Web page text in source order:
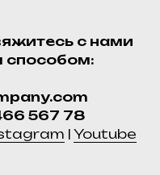
с нами
567 78
| Youtube